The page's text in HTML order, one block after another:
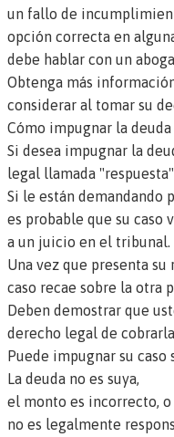
un fallo de
opción correcta en
debe hablar con un
Obtenga más
considerar al tomar su
Cómo impugnar la
Si desea impugnar la
legal llamada
Si le están demandando
es probable que su caso
a un juicio en el tribunal.
Una vez que presenta su
caso recae sobre la otra
Deben demostrar que
derecho legal de
Puede impugnar su caso
La deuda no es suya,
el monto es incorrecto, o
no es legalmente